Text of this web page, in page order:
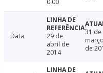
0.00
Data
29 de
abril de
2014
31 de
março
de